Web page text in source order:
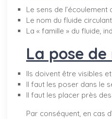
Le sens de
Le nom du fluide
La « famille » du fluide,
La pose
Ils doivent être visibles
Il faut les poser dans le
Il faut les placer près
Par conséquent, en cas